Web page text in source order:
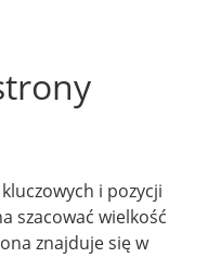
i pozycji
szacować wielkość
znajduje się w